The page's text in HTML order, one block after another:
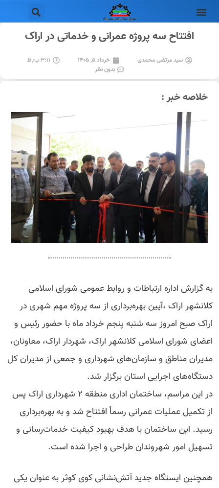
افتتاح سه پروژه عمرانی و خدماتی در اراک
سید مرتضی محمدی خرداد ۵, ۱۴۰۵
۳:۱۱ ب٫ظ
بدون نظر
خلاصه خبر :
به گزارش اداره ارتباطات و روابط عمومی شورای اسلامی
کلانشهر اراک ،آیین بهره‌برداری از سه پروژه مهم شهری در
اراک صبح امروز سه شنبه پنجم خرداد ماه با حضور رئیس و
اعضای شورای اسلامی کلانشهر اراک، شهردار اراک، معاونان،
مدیران مناطق و سازمان‌های شهرداری و جمعی از مدیران کل
دستگاه‌های اجرایی استان برگزار شد.
در این مراسم، ساختمان اداری منطقه ۲ شهرداری اراک پس
از تکمیل عملیات عمرانی رسماً افتتاح شد و به بهره‌برداری
رسید. این ساختمان با هدف بهبود کیفیت خدمات‌رسانی و
تسهیل امور شهروندان طراحی و اجرا شده است.
همچنین ایستگاه جدید آتش‌نشانی کوی کوثر به عنوان یکی